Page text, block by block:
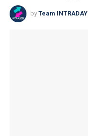
by Team INTRADAY